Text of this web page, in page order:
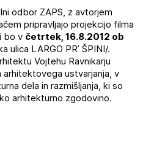
odbor ZAPS, z avtorjem
pripravljajo projekcijo filma
bo v četrtek, 16.8.2012 ob
ulica LARGO PR’ ŠPINI/.
Vojtehu Ravnikarju
ustvarjanja, v
dela in razmišljanja, ki so
arhitekturno zgodovino.
izbiro.
vaš elektronski naslov.